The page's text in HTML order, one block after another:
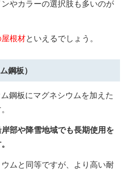
やカラーの選択肢も多いのが
根材といえるでしょう。
鋼板）
鋼板にマグネシウムを加えた
部や降雪地域でも長期使用を
ムと同等ですが、より高い耐